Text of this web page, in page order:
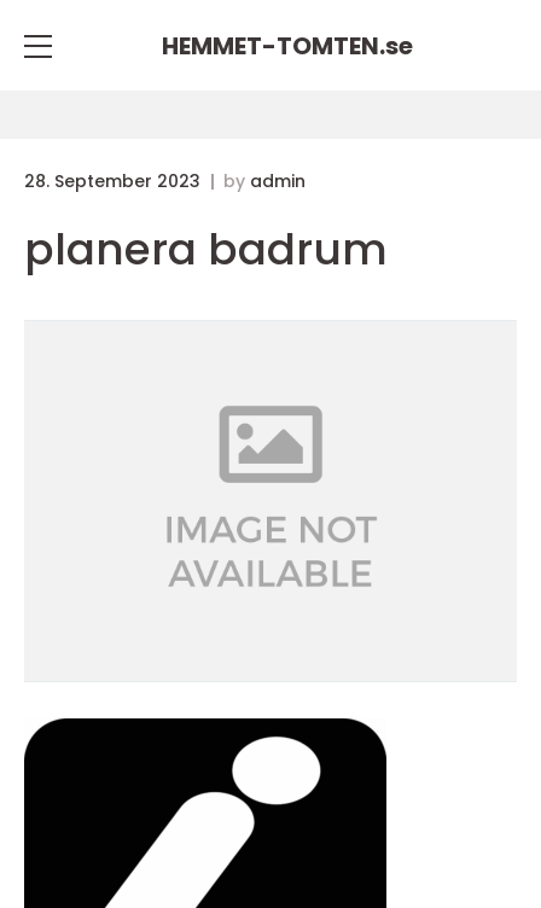
HEMMET-TOMTEN.se
28. September 2023 by admin
planera badrum